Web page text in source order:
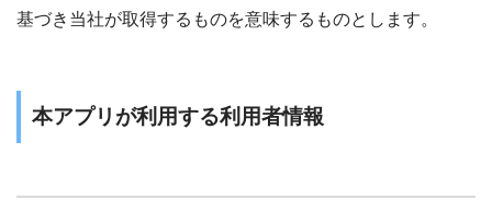
基づき当社が取得するものを意味するものとします。
本アプリが利用する利用者情報